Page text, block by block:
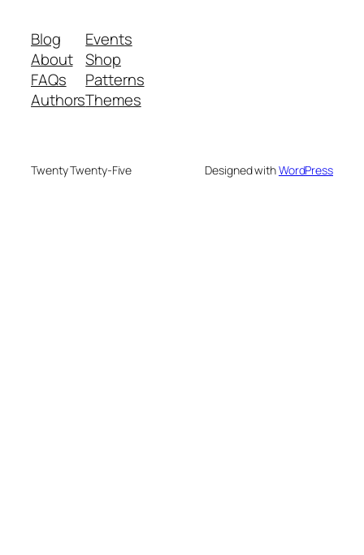
Blog
About
FAQs
Authors
Events
Shop
Patterns
Themes
Twenty Twenty-Five Designed withWordPress